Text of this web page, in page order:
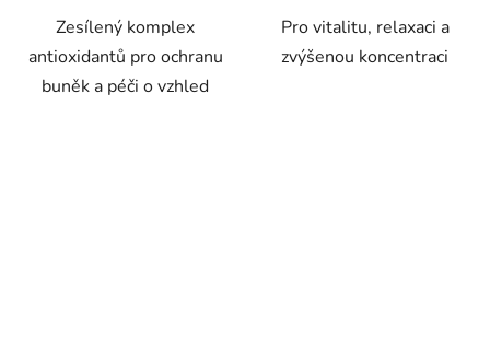
Zesílený komplex
antioxidantů pro ochranu
buněk a péči o vzhled
Pro vitalitu, relaxaci a
zvýšenou koncentraci